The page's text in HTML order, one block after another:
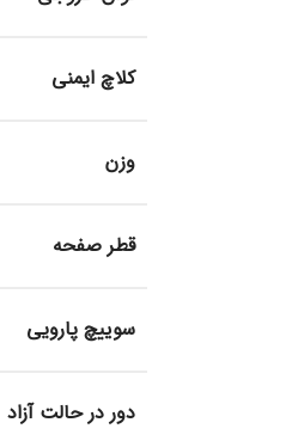
کلاچ ایمنی
وزن
قطر صفحه
سوییچ پارویی
دور در حالت آزاد